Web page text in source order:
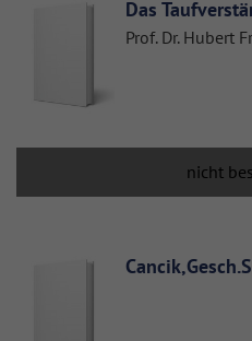
Das
Prof. Dr. Hubert
nicht